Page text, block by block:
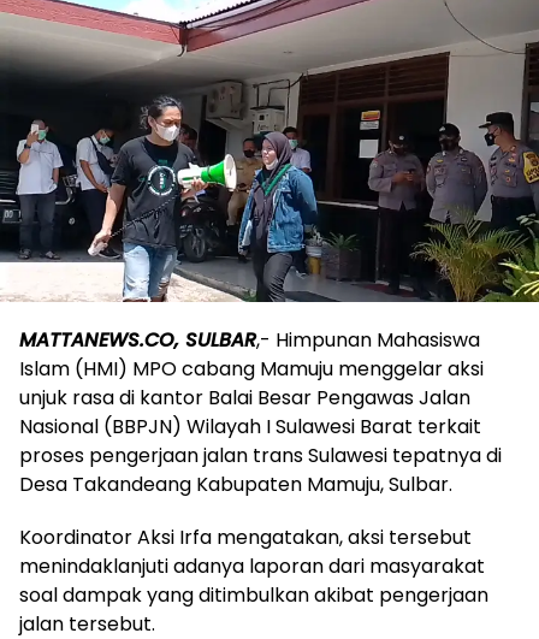
MATTANEWS.CO, SULBAR,- Himpunan Mahasiswa
Islam (HMI) MPO cabang Mamuju menggelar aksi
unjuk rasa di kantor Balai Besar Pengawas Jalan
Nasional (BBPJN) Wilayah I Sulawesi Barat terkait
proses pengerjaan jalan trans Sulawesi tepatnya di
Desa Takandeang Kabupaten Mamuju, Sulbar.
Koordinator Aksi Irfa mengatakan, aksi tersebut
menindaklanjuti adanya laporan dari masyarakat
soal dampak yang ditimbulkan akibat pengerjaan
jalan tersebut.